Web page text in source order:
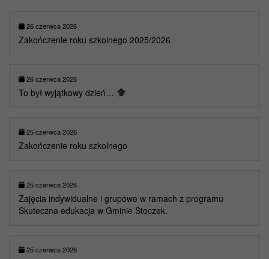
26 czerwca 2026
Zakończenie roku szkolnego 2025/2026
26 czerwca 2026
To był wyjątkowy dzień…
25 czerwca 2026
Zakończenie roku szkolnego
25 czerwca 2026
Zajęcia indywidualne i grupowe w ramach z programu
Skuteczna edukacja w Gminie Stoczek.
25 czerwca 2026